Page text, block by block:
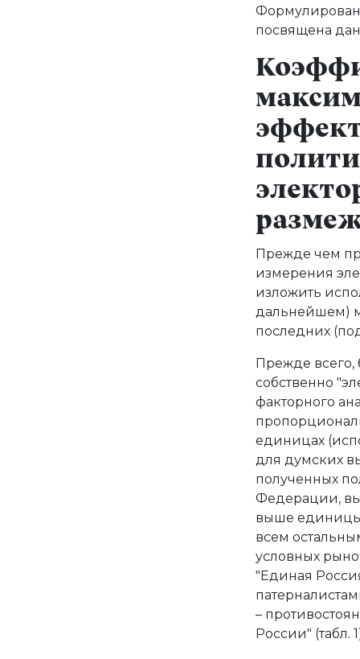
посвящена
Прежде чем
измерения
изложить
дальнейшем)
последних
Прежде всего,
собственно
факторного
единицах
для думских
полученных
Федерации,
выше
всем
условных
"Единая
–
России" (табл.